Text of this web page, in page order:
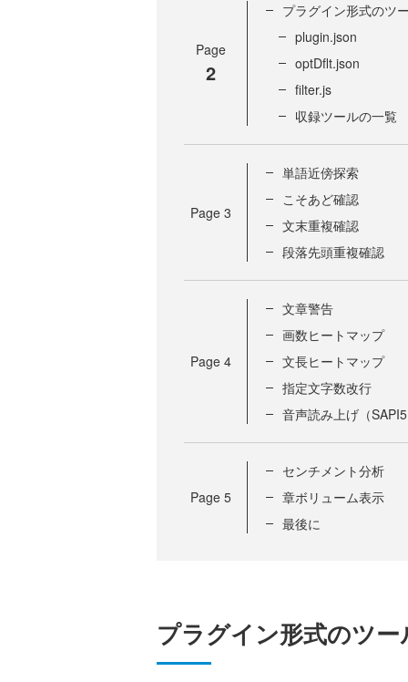
Page
2
プラグイン形式のツ
plugin.json
optDflt.json
filter.js
収録ツールの一覧
Page 3
単語近傍探索
こそあど確認
文末重複確認
段落先頭重複確認
Page 4
文章警告
画数ヒートマップ
文長ヒートマップ
指定文字数改行
音声読み上げ（SAPI5
Page 5
センチメント分析
章ボリューム表示
最後に
プラグイン形式のツー